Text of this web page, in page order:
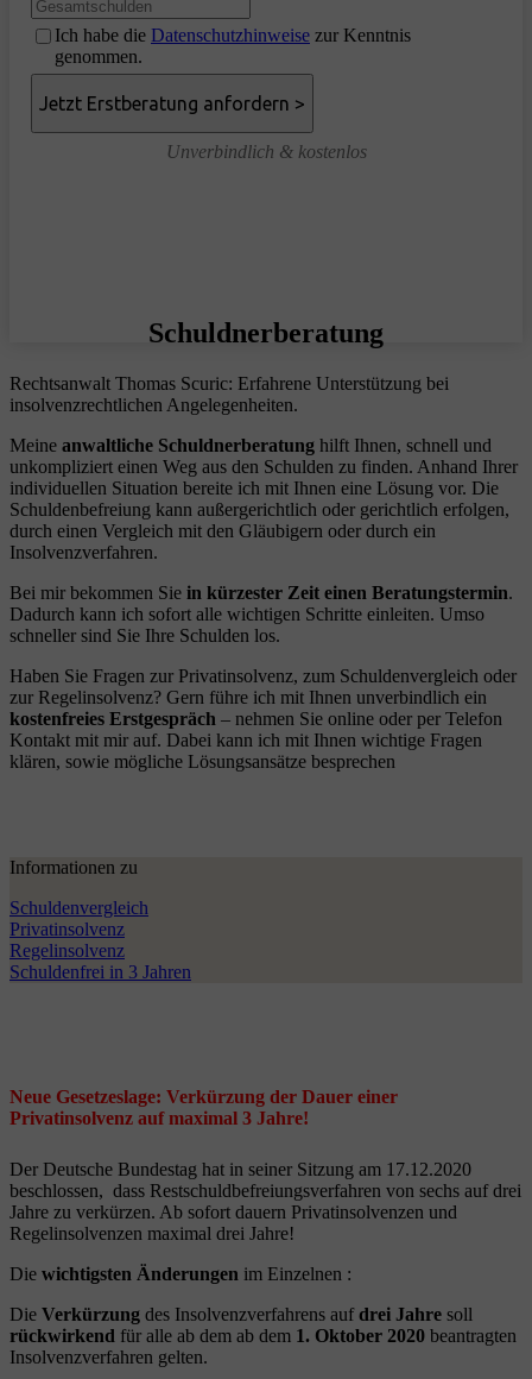
Ich habe die Datenschutzhinweise zur Kenntnis
genommen.
Unverbindlich & kostenlos
Schuldnerberatung
Rechtsanwalt Thomas Scuric: Erfahrene Unterstützung bei
insolvenzrechtlichen Angelegenheiten.
Meine anwaltliche Schuldnerberatung hilft Ihnen, schnell und
unkompliziert einen Weg aus den Schulden zu finden. Anhand Ihrer
individuellen Situation bereite ich mit Ihnen eine Lösung vor. Die
Schuldenbefreiung kann außergerichtlich oder gerichtlich erfolgen,
durch einen Vergleich mit den Gläubigern oder durch ein
Insolvenzverfahren.
Bei mir bekommen Sie in kürzester Zeit einen Beratungstermin.
Dadurch kann ich sofort alle wichtigen Schritte einleiten. Umso
schneller sind Sie Ihre Schulden los.
Haben Sie Fragen zur Privatinsolvenz, zum Schuldenvergleich oder
zur Regelinsolvenz? Gern führe ich mit Ihnen unverbindlich ein
kostenfreies Erstgespräch – nehmen Sie online oder per Telefon
Kontakt mit mir auf. Dabei kann ich mit Ihnen wichtige Fragen
klären, sowie mögliche Lösungsansätze besprechen
Informationen zu
Schuldenvergleich
Privatinsolvenz
Regelinsolvenz
Schuldenfrei in 3 Jahren
Neue Gesetzeslage: Verkürzung der Dauer einer
Privatinsolvenz auf maximal 3 Jahre!
Der Deutsche Bundestag hat in seiner Sitzung am 17.12.2020
beschlossen, dass Restschuldbefreiungsverfahren von sechs auf drei
Jahre zu verkürzen. Ab sofort dauern Privatinsolvenzen und
Regelinsolvenzen maximal drei Jahre!
Die wichtigsten Änderungen im Einzelnen :
Die Verkürzung des Insolvenzverfahrens aufdrei Jahre soll
rückwirkend für alle ab dem ab dem 1. Oktober 2020 beantragten
Insolvenzverfahren gelten.